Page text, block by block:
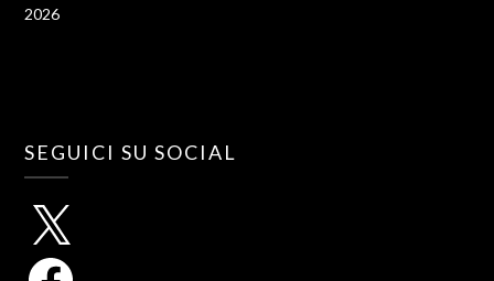
2026
SEGUICI SU SOCIAL